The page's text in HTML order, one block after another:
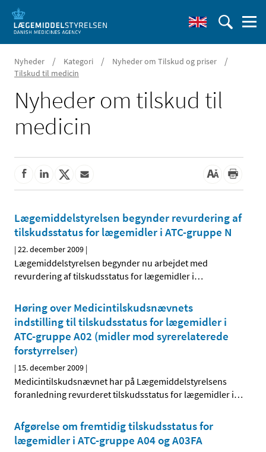
Nyheder / Kategori / Nyheder om Tilskud og priser /
Tilskud til medicin
Nyheder om tilskud til
medicin
Lægemiddelstyrelsen begynder revurdering af
tilskudsstatus for lægemidler i ATC-gruppe N
|22. december 2009 |
Lægemiddelstyrelsen begynder nu arbejdet med
revurdering af tilskudsstatus for lægemidler i…
Høring over Medicintilskudsnævnets
indstilling til tilskudsstatus for lægemidler i
ATC-gruppe A02 (midler mod syrerelaterede
forstyrrelser)
| 15. december 2009 |
Medicintilskudsnævnet har på Lægemiddelstyrelsens
foranledning revurderet tilskudsstatus for lægemidler i…
Afgørelse om fremtidig tilskudsstatus for
lægemidler i ATC-gruppe A04 og A03FA